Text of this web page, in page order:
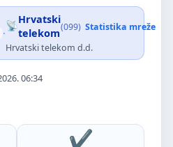
·
Hrvatski
telekom(099) Statistika mreže
Hrvatski telekom d.d.
06:34